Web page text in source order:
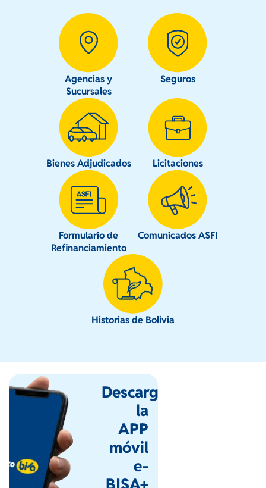
Agencias y
Sucursales
Seguros
Bienes Adjudicados Licitaciones
Formulario de
Refinanciamiento
Comunicados ASFI
Historias de Bolivia
Descarga
la
APP
móvil
e-